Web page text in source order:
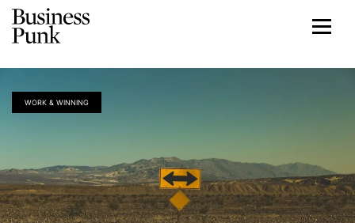
WORK & WINNING